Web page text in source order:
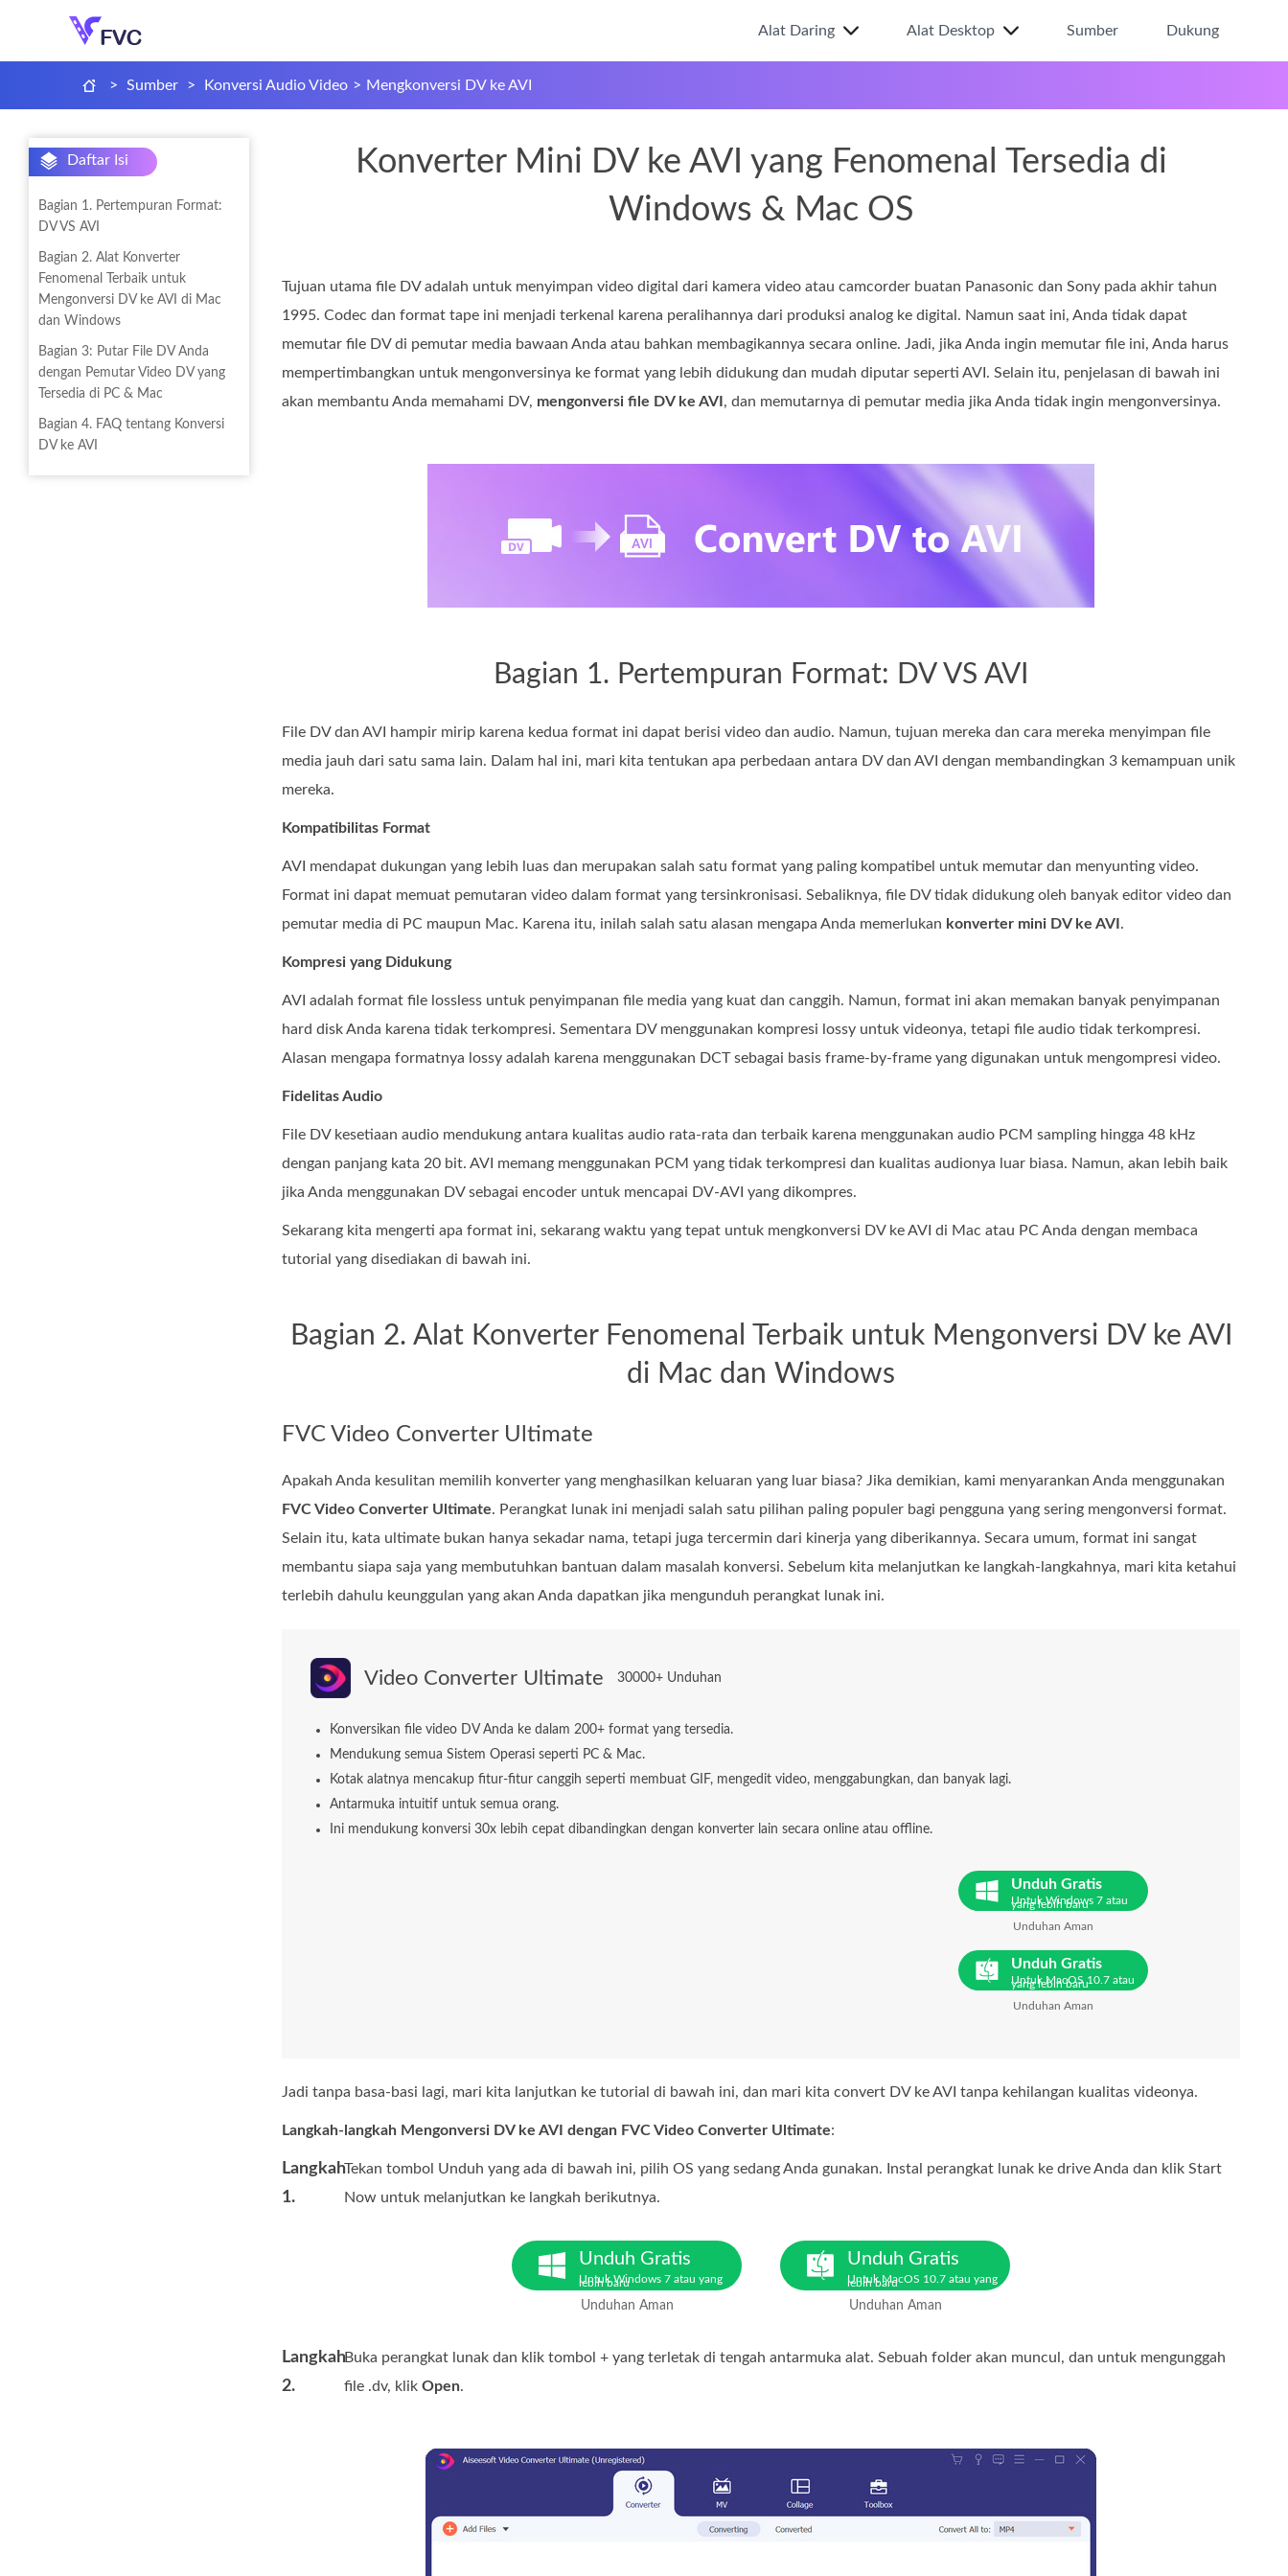
Alat Daring Alat Desktop Sumber Dukung
> Sumber > Konversi Audio Video > Mengkonversi DV ke AVI
Daftar Isi
Bagian 1. Pertempuran Format:
DV VS AVI
Bagian 2. Alat Konverter
Fenomenal Terbaik untuk
Mengonversi DV ke AVI di Mac
dan Windows
Bagian 3: Putar File DV Anda
dengan Pemutar Video DV yang
Tersedia di PC & Mac
Bagian 4. FAQ tentang Konversi
DV ke AVI
Konverter Mini DV ke AVI yang Fenomenal Tersedia di
Windows & Mac OS
Tujuan utama file DV adalah untuk menyimpan video digital dari kamera video atau camcorder buatan Panasonic dan Sony pada akhir tahun
1995. Codec dan format tape ini menjadi terkenal karena peralihannya dari produksi analog ke digital. Namun saat ini, Anda tidak dapat
memutar file DV di pemutar media bawaan Anda atau bahkan membagikannya secara online. Jadi, jika Anda ingin memutar file ini, Anda harus
mempertimbangkan untuk mengonversinya ke format yang lebih didukung dan mudah diputar seperti AVI. Selain itu, penjelasan di bawah ini
akan membantu Anda memahami DV, mengonversi file DV ke AVI , dan memutarnya di pemutar media jika Anda tidak ingin mengonversinya.
Bagian 1. Pertempuran Format: DV VS AVI
File DV dan AVI hampir mirip karena kedua format ini dapat berisi video dan audio. Namun, tujuan mereka dan cara mereka menyimpan file
media jauh dari satu sama lain. Dalam hal ini, mari kita tentukan apa perbedaan antara DV dan AVI dengan membandingkan 3 kemampuan unik
mereka.
Kompatibilitas Format
AVI mendapat dukungan yang lebih luas dan merupakan salah satu format yang paling kompatibel untuk memutar dan menyunting video.
Format ini dapat memuat pemutaran video dalam format yang tersinkronisasi. Sebaliknya, file DV tidak didukung oleh banyak editor video dan
pemutar media di PC maupun Mac. Karena itu, inilah salah satu alasan mengapa Anda memerlukan konverter mini DV ke AVI .
Kompresi yang Didukung
AVI adalah format file lossless untuk penyimpanan file media yang kuat dan canggih. Namun, format ini akan memakan banyak penyimpanan
hard disk Anda karena tidak terkompresi. Sementara DV menggunakan kompresi lossy untuk videonya, tetapi file audio tidak terkompresi.
Alasan mengapa formatnya lossy adalah karena menggunakan DCT sebagai basis frame-by-frame yang digunakan untuk mengompresi video.
Fidelitas Audio
File DV kesetiaan audio mendukung antara kualitas audio rata-rata dan terbaik karena menggunakan audio PCM sampling hingga 48 kHz
dengan panjang kata 20 bit. AVI memang menggunakan PCM yang tidak terkompresi dan kualitas audionya luar biasa. Namun, akan lebih baik
jika Anda menggunakan DV sebagai encoder untuk mencapai DV-AVI yang dikompres.
Sekarang kita mengerti apa format ini, sekarang waktu yang tepat untuk mengkonversi DV ke AVI di Mac atau PC Anda dengan membaca
tutorial yang disediakan di bawah ini.
Bagian 2. Alat Konverter Fenomenal Terbaik untuk Mengonversi DV ke AVI
di Mac dan Windows
FVC Video Converter Ultimate
Apakah Anda kesulitan memilih konverter yang menghasilkan keluaran yang luar biasa? Jika demikian, kami menyarankan Anda menggunakan
FVC Video Converter Ultimate. Perangkat lunak ini menjadi salah satu pilihan paling populer bagi pengguna yang sering mengonversi format.
Selain itu, kata ultimate bukan hanya sekadar nama, tetapi juga tercermin dari kinerja yang diberikannya. Secara umum, format ini sangat
membantu siapa saja yang membutuhkan bantuan dalam masalah konversi. Sebelum kita melanjutkan ke langkah-langkahnya, mari kita ketahui
terlebih dahulu keunggulan yang akan Anda dapatkan jika mengunduh perangkat lunak ini.
Video Converter Ultimate 30000+ Unduhan
Konversikan file video DV Anda ke dalam 200+ format yang tersedia.
Mendukung semua Sistem Operasi seperti PC & Mac.
Kotak alatnya mencakup fitur-fitur canggih seperti membuat GIF, mengedit video, menggabungkan, dan banyak lagi.
Antarmuka intuitif untuk semua orang.
Ini mendukung konversi 30x lebih cepat dibandingkan dengan konverter lain secara online atau offline.
Unduh Gratis
Untuk Windows 7 atau
yang lebih baru
Unduhan Aman
Unduh Gratis
Untuk MacOS 10.7 atau
yang lebih baru
Unduhan Aman
Jadi tanpa basa-basi lagi, mari kita lanjutkan ke tutorial di bawah ini, dan mari kita convert DV ke AVI tanpa kehilangan kualitas videonya.
Langkah-langkah Mengonversi DV ke AVI dengan FVC Video Converter Ultimate:
Langkah
1.
Tekan tombol Unduh yang ada di bawah ini, pilih OS yang sedang Anda gunakan. Instal perangkat lunak ke drive Anda dan klik Start
Now untuk melanjutkan ke langkah berikutnya.
Unduh Gratis
Untuk Windows 7 atau yang
lebih baru
Unduhan Aman
Unduh Gratis
Untuk MacOS 10.7 atau yang
lebih baru
Unduhan Aman
Langkah
2.
Buka perangkat lunak dan klik tombol + yang terletak di tengah antarmuka alat. Sebuah folder akan muncul, dan untuk mengunggah
file .dv, klik Open.